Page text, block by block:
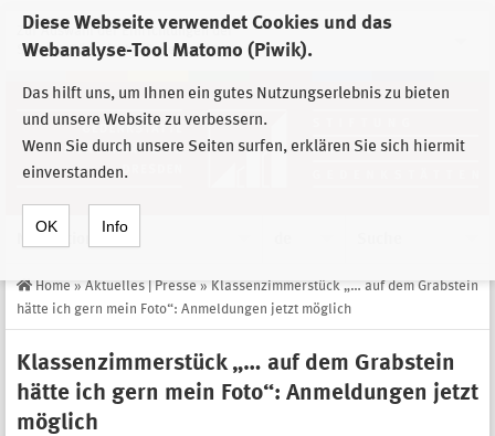
Diese Webseite verwendet Cookies und das
Webanalyse-Tool Matomo (Piwik).
Das hilft uns, um Ihnen ein gutes Nutzungserlebnis zu bieten
und unsere Website zu verbessern.
Wenn Sie durch unsere Seiten surfen, erklären Sie sich hiermit
einverstanden.
OK Info
Zur Auswahl der Einrichtungen der
Stiftung Sächsische Gedenkstätten
Home » Aktuelles | Presse » Klassenzimmerstück „… auf dem Grabstein
hätte ich gern mein Foto“: Anmeldungen jetzt möglich
Klassenzimmerstück „… auf dem Grabstein
hätte ich gern mein Foto“: Anmeldungen jetzt
möglich